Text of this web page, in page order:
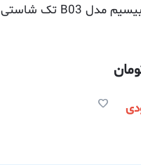
زنگ اخبار بيسيم مدل B03 تک شاستی